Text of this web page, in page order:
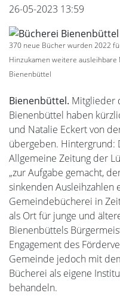
26-05-2023 13:59
370 neue Bücher wurden 2022
Hinzukamen weitere
Bienenbüttel
Bienenbüttel. Mitglieder
Bienenbüttel haben
und Natalie Eckert von
übergeben. Hintergrund:
Allgemeine Zeitung der
„zur Aufgabe gemacht,
sinkenden Ausleihzahlen
Gemeindebücherei in
als Ort für junge und
Bienenbüttels
Engagement des
Gemeinde jedoch mit
Bücherei als eigene
behandeln.